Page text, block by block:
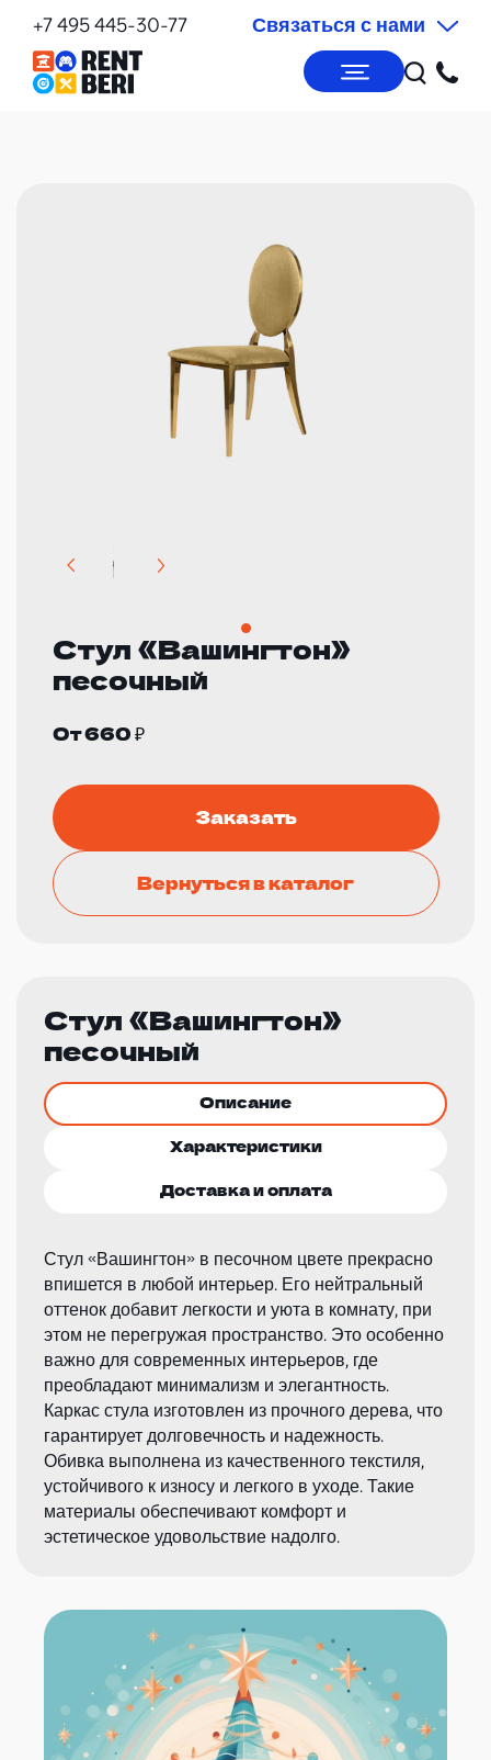
+7 495 445-30-77 Связаться с нами
Стул «Вашингтон»
песочный
От 660 ₽
Заказать
Вернуться в каталог
Стул «Вашингтон»
песочный
Описание
Характеристики
Доставка и оплата
Стул «Вашингтон» в песочном цвете прекрасно
впишется в любой интерьер. Его нейтральный
оттенок добавит легкости и уюта в комнату, при
этом не перегружая пространство. Это особенно
важно для современных интерьеров, где
преобладают минимализм и элегантность.
Каркас стула изготовлен из прочного дерева, что
гарантирует долговечность и надежность.
Обивка выполнена из качественного текстиля,
устойчивого к износу и легкого в уходе. Такие
материалы обеспечивают комфорт и
эстетическое удовольствие надолго.